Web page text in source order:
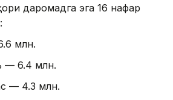
даромадга эга 16 нафар
млн.
— 6.4 млн.
— 4.3 млн.